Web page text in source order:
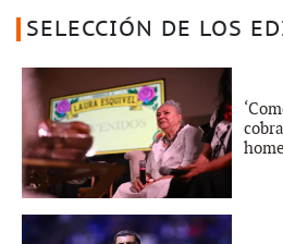
SELECCIÓN DE LOS